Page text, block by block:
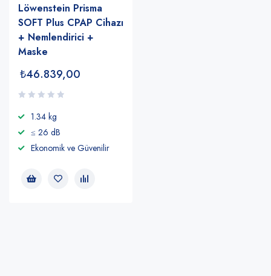
Löwenstein Prisma
SOFT Plus CPAP Cihazı
+ Nemlendirici +
Maske
₺46.839,00
1.34 kg
≤ 26 dB
Ekonomik ve Güvenilir